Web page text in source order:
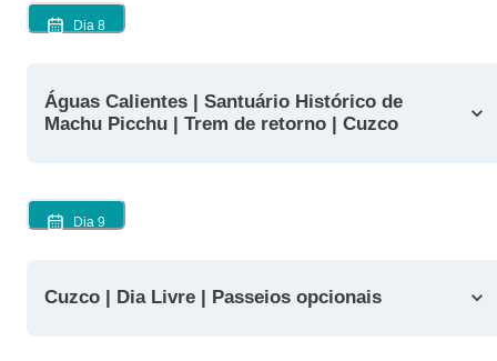
Dia 8
Águas Calientes | Santuário Histórico de
Machu Picchu | Trem de retorno | Cuzco
Dia 9
Cuzco | Dia Livre | Passeios opcionais